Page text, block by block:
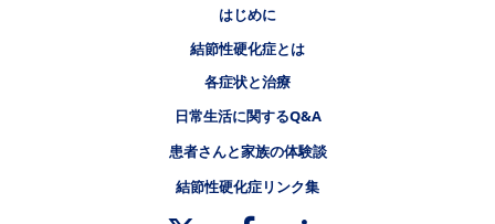
はじめに
結節性硬化症とは
各症状と治療
日常生活に関するQ&A
患者さんと家族の体験談
結節性硬化症リンク集